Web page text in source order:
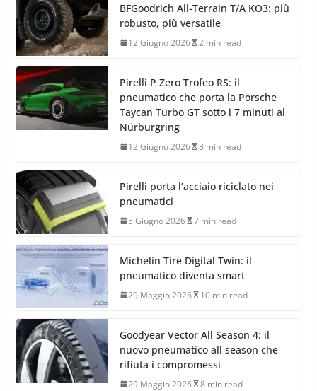
BFGoodrich All-Terrain T/A KO3: più
robusto, più versatile
12 Giugno 2026 2 min read
Pirelli P Zero Trofeo RS: il
pneumatico che porta la Porsche
Taycan Turbo GT sotto i 7 minuti al
Nürburgring
12 Giugno 2026 3 min read
Pirelli porta l’acciaio riciclato nei
pneumatici
5 Giugno 2026 7 min read
Michelin Tire Digital Twin: il
pneumatico diventa smart
29 Maggio 2026 10 min read
Goodyear Vector All Season 4: il
nuovo pneumatico all season che
rifiuta i compromessi
29 Maggio 2026 8 min read